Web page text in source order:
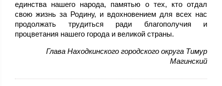
единства нашего народа, памятью о тех, кто отдал
свою жизнь за Родину, и вдохновением для всех нас
продолжать трудиться ради благополучия и
процветания нашего города и великой страны.
Глава Находкинского городского округа Тимур
Магинский